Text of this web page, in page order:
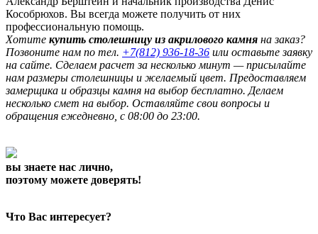
Кособрюхов. Вы всегда можете получить от них
профессиональную помощь.
Хотите купить столешницу из акрилового камня на заказ?
Позвоните нам по тел. +7(812) 936-18-36 или оставьте заявку
на сайте. Сделаем расчет за несколько минут — присылайте
нам размеры столешницы и желаемый цвет. Предоставляем
замерщика и образцы камня на выбор бесплатно. Делаем
несколько смет на выбор. Оставляйте свои вопросы и
обращения ежедневно, с 08:00 до 23:00.
вы знаете нас лично,
поэтому можете доверять!
Что Вас интересует?